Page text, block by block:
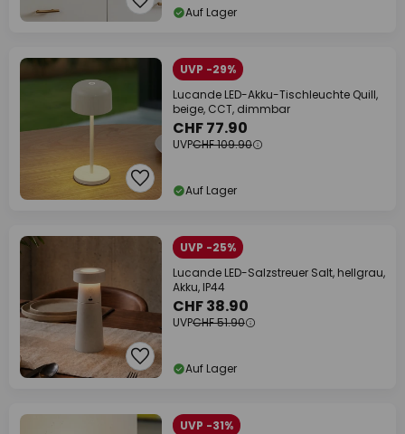
Auf Lager
UVP -29%
Lucande LED-Akku-Tischleuchte Quill,
beige, CCT, dimmbar
CHF 77.90
UVPCHF 109.90
Auf Lager
UVP -25%
Lucande LED-Salzstreuer Salt, hellgrau,
Akku, IP44
CHF 38.90
UVPCHF 51.90
Auf Lager
UVP -31%